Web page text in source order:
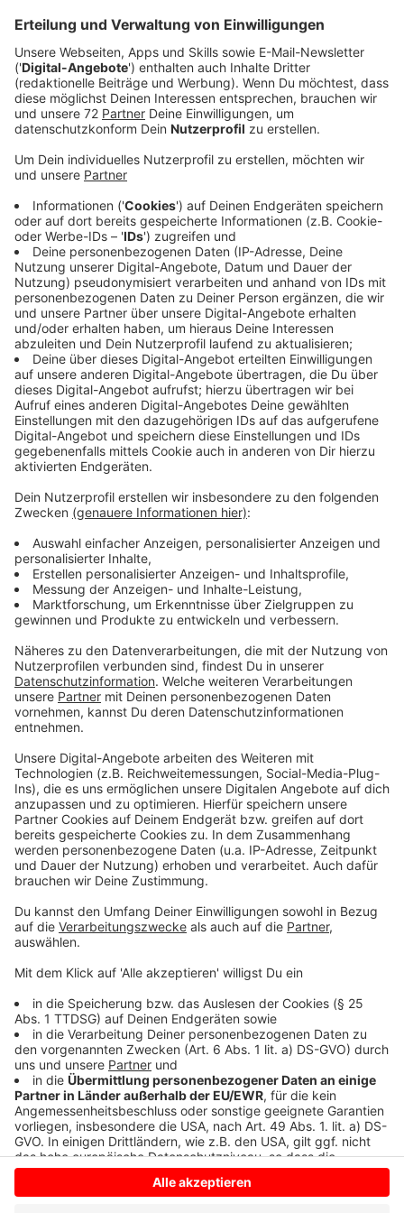
Gleichzeitig kündigt die Bundesregierung neue
Förderprogramme für klimafreundliche Alternativen an.
Sie will unter anderem Wärmenetzwerke stärker
fördern. Außerdem soll es eine Schulungsoffensive im
heute ein Sofortprogramm vorgestellt, um die bisher
Gasheizungen also Wärmenetzwerke - lässt sich das
hier im Kreis Coesfeld umsetzen? Genau mit dieser
Frage haben sich Wissenschaftler der Fachhochschule
Münster beschäftigt. Sie haben unter anderem nach
Dänemark geschaut. Dort sind alle Städte und
Gemeinden seit 1979 schon verpflichtet eine
Wärmeleitplanung zu machen. Im Ergebnis sind heute
dreiviertel der Häuser dort an ein Wärmenetz
angeschlossen. Vereinfacht heisst das: Sie beziehen
Wärme über ein Rohrsystem durch das heißes Wasser
fließt. Hinnerk Willenbrink gehört zu dem Forscherteam
und ist Experte für Wärmeleitplung. Er sagt: Bei den
meisten Städten und Gemeinden im Kreis Coesfeld
und dem Münsterland wäre es möglich sie zumindest
teilweise an so ein Wärmenetz anzuschließen. Anfangs
sei es wahrscheinlich nötig das Wasser für das
Wärmenetz auch noch mit Gas zu erhitzen, dann
könnte das schrittweise immer mehr mit alternativen
Energien passieren, zum Beispiel über Biogas,
Abwärme von Unternehmen oder auch Sonnenenergie.
Der Koalitionsvertrag der schwarz-grünen
Landesregierung sieht vor Städte und Gemeinden zu
einer Wärmeleitplanung zu verpflichten. Im nächsten
Jahr soll das kommen. Das geplante Verbot neuer
Gasheizungen hält der Experte grundsätzlich für nötig,
um den Umstieg auf erneuerbare Energie zu
beschleunigen. Viel wichtiger als Neubauten in den
Blick zu nehmen, sei aber den Wandel bei bestehenden
Gebäuden zu fördern. Insofern sei es gut
Förderprogramme auszubauen und Handwerker
verstärkt für alternative Technologien zu schulen.
Allerdings vermisst er Vorgaben, in welche Richtung
sich die Wärmeversorgung künftig entwickeln soll. So
eine Gesamtstrategie wäre wichtig, um alle anderen
Massnahmen daran auszurichten.
Anzeige